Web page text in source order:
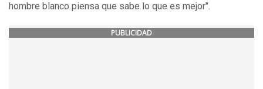
hombre blanco piensa que sabe lo que es mejor".
PUBLICIDAD